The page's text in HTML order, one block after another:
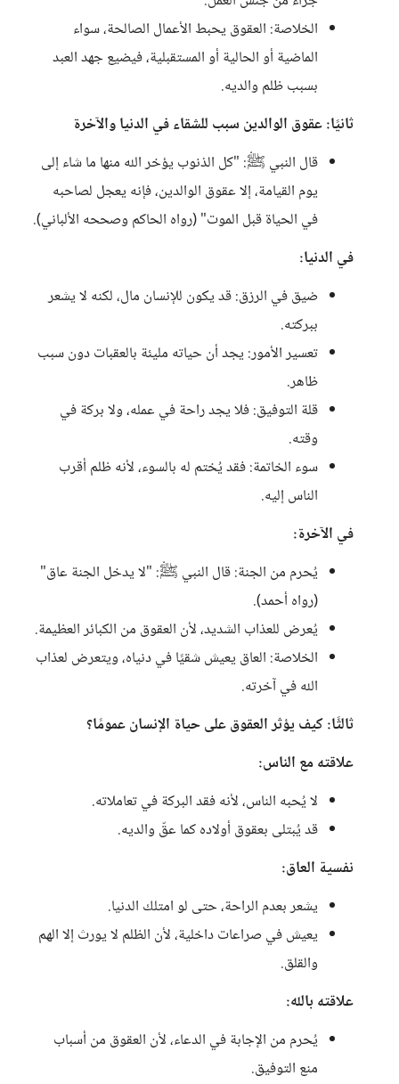
الخلاصة: العقوق يحبط الأعمال الصالحة، سواء
الماضية أو الحالية أو المستقبلية، فيضيع جهد العبد
بسبب ظلم والديه.
ثانيًا: عقوق الوالدين سبب للشقاء في الدنيا والآخرة
قال النبي ﷺ: "كل الذنوب يؤخر الله منها ما شاء إلى
يوم القيامة، إلا عقوق الوالدين، فإنه يعجل لصاحبه
في الحياة قبل الموت" (رواه الحاكم وصححه الألباني).
في الدنيا:
ضيق في الرزق: قد يكون للإنسان مال، لكنه لا يشعر
ببركته.
تعسير الأمور: يجد أن حياته مليئة بالعقبات دون سبب
ظاهر.
قلة التوفيق: فلا يجد راحة في عمله، ولا بركة في
وقته.
سوء الخاتمة: فقد يُختم له بالسوء، لأنه ظلم أقرب
الناس إليه.
في الآخرة:
يُحرم من الجنة: قال النبي ﷺ: "لا يدخل الجنة عاق"
(رواه أحمد).
يُعرض للعذاب الشديد، لأن العقوق من الكبائر العظيمة.
الخلاصة: العاق يعيش شقيًا في دنياه، ويتعرض لعذاب
الله في آخرته.
ثالثًا: كيف يؤثر العقوق على حياة الإنسان عمومًا؟
علاقته مع الناس:
لا يُحبه الناس، لأنه فقد البركة في تعاملاته.
قد يُبتلى بعقوق أولاده كما عقّ والديه.
نفسية العاق:
يشعر بعدم الراحة، حتى لو امتلك الدنيا.
يعيش في صراعات داخلية، لأن الظلم لا يورث إلا الهم
والقلق.
علاقته بالله:
يُحرم من الإجابة في الدعاء، لأن العقوق من أسباب
منع التوفيق.